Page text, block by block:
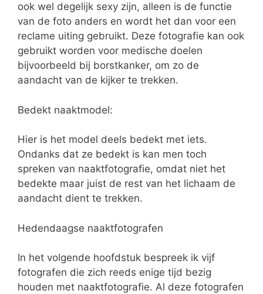
ook wel degelijk sexy zijn, alleen is de functie
van de foto anders en wordt het dan voor een
reclame uiting gebruikt. Deze fotografie kan ook
gebruikt worden voor medische doelen
bijvoorbeeld bij borstkanker, om zo de
aandacht van de kijker te trekken.
Bedekt naaktmodel:
Hier is het model deels bedekt met iets.
Ondanks dat ze bedekt is kan men toch
spreken van naaktfotografie, omdat niet het
bedekte maar juist de rest van het lichaam de
aandacht dient te trekken.
Hedendaagse naaktfotografen
In het volgende hoofdstuk bespreek ik vijf
fotografen die zich reeds enige tijd bezig
houden met naaktfotografie. Al deze fotografen